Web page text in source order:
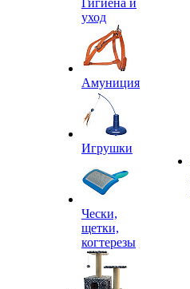
Гигиена и
уход
Амуниция
Игрушки
Чески,
щетки,
когтерезы